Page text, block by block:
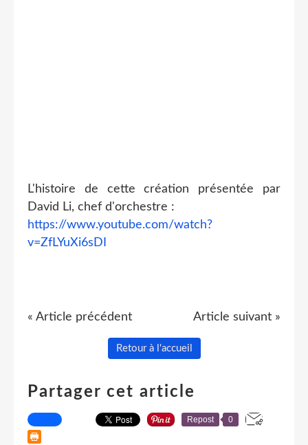
L'histoire de cette création présentée par
David Li, chef d'orchestre :
https://www.youtube.com/watch?
v=ZfLYuXi6sDI
« Article précédent Article suivant »
Retour à l'accueil
Partager cet article
Repost 0